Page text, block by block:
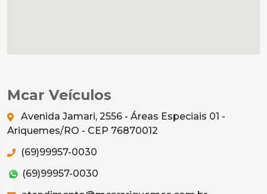
Mcar Veículos
Avenida Jamari, 2556 - Áreas Especiais 01 -
Ariquemes/RO - CEP 76870012
(69)99957-0030
(69)99957-0030